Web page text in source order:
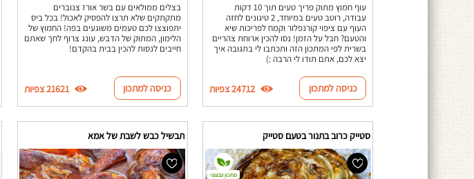
עוף חמוץ מתוק פריך טעים תוך 10 דקות
עבודה, רוטב טעים במיוחד, 2 טיגונים לחזה
העוף עם ציפוי קורנפלור וקמח לפריכות שיא
והטעם? חבל על הזמן! נסו להכין ארוחת צהריים
בשרית לפי המתכון הזה ותכתבו לי בתגובה איך
יצא לכם, אתם תודו לי הרבה :)
כניסה למתכון 24712 צפיות
בצלים ממולאים עם בשר אורז צנוברים
מתקתקים שלא תרצו להפסיק לאכול! בכל ביס
יתפוצצו לכם טעמים משוגעים בפה! החמוץ של
הלימון, המתוק של הדבש, עונג צרוף לחך שאתם
חייבים לנסות להכין בבית בהקדם!
כניסה למתכון 21621 צפיות
סטייק כרוב בתנור בטעם סטייק
מתכון טבעוני
תבשיל כבש לשבת של אמא